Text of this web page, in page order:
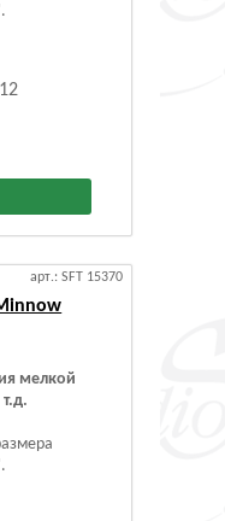
арт.: SFT 15370
мелкой